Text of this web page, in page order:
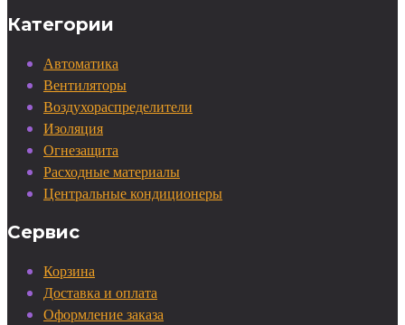
Категории
Автоматика
Вентиляторы
Воздухораспределители
Изоляция
Огнезащита
Расходные материалы
Центральные кондиционеры
Сервис
Корзина
Доставка и оплата
Оформление заказа